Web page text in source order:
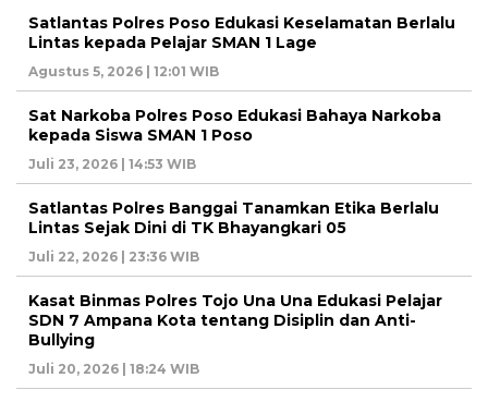
Satlantas Polres Poso Edukasi Keselamatan Berlalu
Lintas kepada Pelajar SMAN 1 Lage
Agustus 5, 2026 | 12:01 WIB
Sat Narkoba Polres Poso Edukasi Bahaya Narkoba
kepada Siswa SMAN 1 Poso
Juli 23, 2026 | 14:53 WIB
Satlantas Polres Banggai Tanamkan Etika Berlalu
Lintas Sejak Dini di TK Bhayangkari 05
Juli 22, 2026 | 23:36 WIB
Kasat Binmas Polres Tojo Una Una Edukasi Pelajar
SDN 7 Ampana Kota tentang Disiplin dan Anti-
Bullying
Juli 20, 2026 | 18:24 WIB